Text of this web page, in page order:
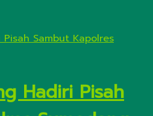
Hadiri Pisah